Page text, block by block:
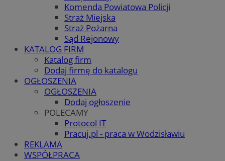
Komenda Powiatowa Policji
Straż Miejska
Straż Pożarna
Sąd Rejonowy
KATALOG FIRM
Katalog firm
Dodaj firmę do katalogu
OGŁOSZENIA
OGŁOSZENIA
Dodaj ogłoszenie
POLECAMY
Protocol IT
Pracuj.pl - praca w Wodzisławiu
REKLAMA
WSPÓŁPRACA